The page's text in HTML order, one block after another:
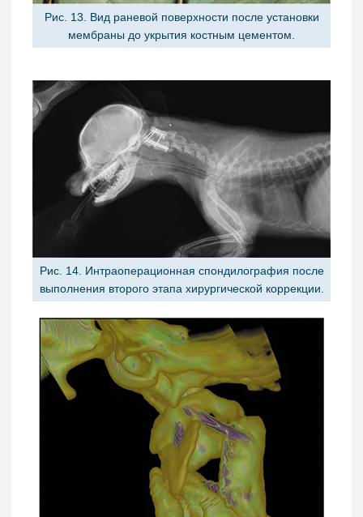
Рис. 13. Вид раневой поверхности после установки
мембраны до укрытия костным цементом.
Рис. 14. Интраоперационная спондилография после
выполнения второго этапа хирургической коррекции.